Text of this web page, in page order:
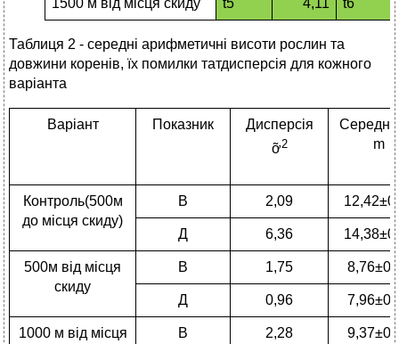
1500 м від місця скиду t5 4,11 t6
Таблиця 2 - середні арифметичні висоти рослин та
довжини коренів, їх помилки татдисперсія для кожного
варіанта
Варіант Показник
Дисперсія
ỡ2
Середнє
m
Контроль(500м
до місця скиду)
В 2,09
Д 6,36
500м від місця
скиду
В 1,75
Д 0,96
1000 м від місця
В 2,28